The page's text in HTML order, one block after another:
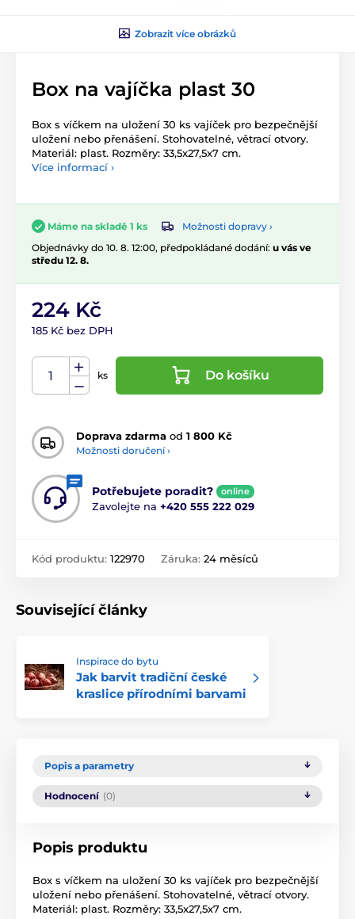
Zobrazit více obrázků
Box na vajíčka plast 30
Box s víčkem na uložení 30 ks vajíček pro bezpečnější
uložení nebo přenášení. Stohovatelné, větrací otvory.
Materiál: plast. Rozměry: 33,5x27,5x7 cm.
Více informací ›
Máme na skladě 1 ks
Možnosti dopravy ›
Objednávky do 10. 8. 12:00, předpokládané dodání: u vás ve
středu 12. 8.
224 Kč
185 Kč bez DPH
ks Do košíku
Doprava zdarma od 1 800 Kč
Možnosti doručení ›
Potřebujete poradit? online
Zavolejte na +420 555 222 029
Kód produktu: 122970 Záruka: 24 měsíců
Související články
Inspirace do bytu
Jak barvit tradiční české
kraslice přírodními barvami
Popis a parametry
Hodnocení (0)
Popis produktu
Box s víčkem na uložení 30 ks vajíček pro bezpečnější
uložení nebo přenášení. Stohovatelné, větrací otvory.
Materiál: plast. Rozměry: 33,5x27,5x7 cm.